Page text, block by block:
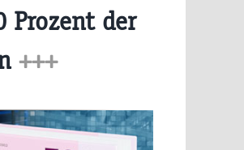
Prozent der
+++